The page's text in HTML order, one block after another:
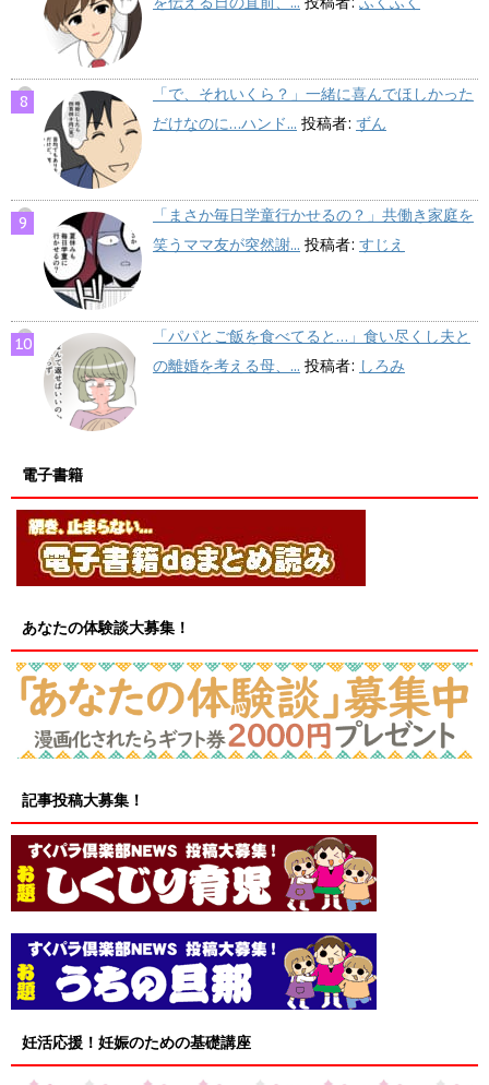
「で、それいくら？」一緒に喜んでほしかった
だけなのに…ハンド... 投稿者: ずん
「まさか毎日学童行かせるの？」共働き家庭を
笑うママ友が突然謝... 投稿者: すじえ
「パパとご飯を食べてると…」食い尽くし夫と
の離婚を考える母、... 投稿者: しろみ
電子書籍
あなたの体験談大募集！
記事投稿大募集！
妊活応援！妊娠のための基礎講座